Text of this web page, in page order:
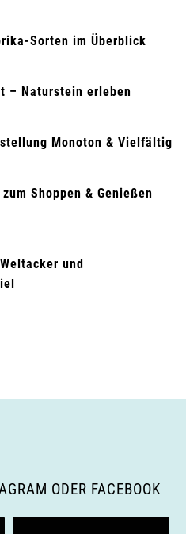
Sorten im Überblick
– Naturstein erleben
Monoton & Vielfältig
Shoppen & Genießen
und
ODER FACEBOOK